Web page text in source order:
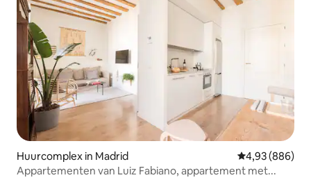
Huurcomplex in Madrid Gemiddelde
4,93 (886)
Appartementen van Luiz Fabiano, appartement met...